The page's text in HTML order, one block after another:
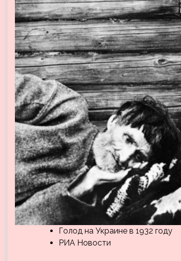
Голод на Украине в 1932 году
РИА Новости